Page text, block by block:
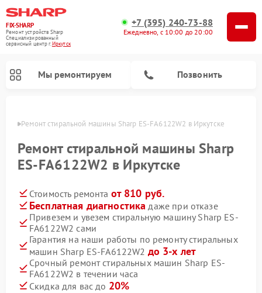
FIX-SHARP
Ремонт устройств Sharp
Специализированный
cервисный центр г.Иркутск
+7 (395) 240-73-88
Ежедневно, с 10:00 до 20:00
Мы ремонтируем Позвонить
Ремонт стиральной машины Sharp ES-FA6122W2 в Иркутске
Ремонт стиральной машины Sharp
ES-FA6122W2 в Иркутске
Стоимость ремонта от 810 руб.
Бесплатная диагностика даже при отказе
Привезем и увезем стиральную машину Sharp ES-
FA6122W2 сами
Гарантия на наши работы по ремонту стиральных
машин Sharp ES-FA6122W2 до 3-х лет
Срочный ремонт стиральных машин Sharp ES-
FA6122W2 в течении часа
Скидка для вас до 20%